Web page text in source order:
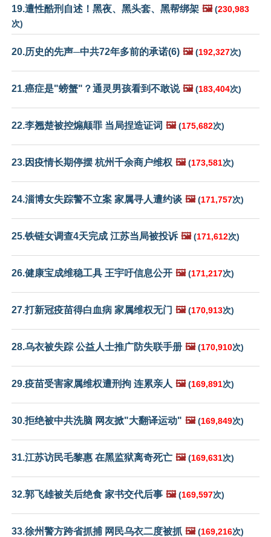
19.遭性酷刑自述！黑夜、黑头套、黑帮绑架 🖼️ (230,983
次)
20.历史的先声─中共72年多前的承诺(6) 🖼️ (192,327次)
21.癌症是"螃蟹"？通灵男孩看到不敢说 🖼️ (183,404次)
22.李翘楚被控煽颠罪 当局捏造证词 🖼️ (175,682次)
23.因疫情长期停摆 杭州千余商户维权 🖼️ (173,581次)
24.淄博女失踪警不立案 家属寻人遭约谈 🖼️ (171,757次)
25.铁链女调查4天完成 江苏当局被投诉 🖼️ (171,612次)
26.健康宝成维稳工具 王宇吁信息公开 🖼️ (171,217次)
27.打新冠疫苗得白血病 家属维权无门 🖼️ (170,913次)
28.乌衣被失踪 公益人士推广防失联手册 🖼️ (170,910次)
29.疫苗受害家属维权遭刑拘 连累亲人 🖼️ (169,891次)
30.拒绝被中共洗脑 网友掀"大翻译运动" 🖼️ (169,849次)
31.江苏访民毛黎惠 在黑监狱离奇死亡 🖼️ (169,631次)
32.郭飞雄被关后绝食 家书交代后事 🖼️ (169,597次)
33.徐州警方跨省抓捕 网民乌衣二度被抓 🖼️ (169,216次)